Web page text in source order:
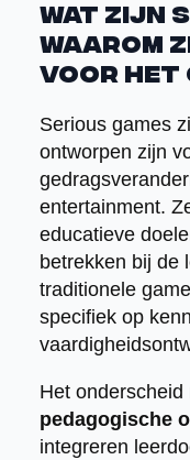
Wat zijn
waarom
voor het
Serious games
ontworpen zijn
entertainment.
educatieve
betrekken bij de
traditionele
specifiek op
Het
pedagogische
integreren